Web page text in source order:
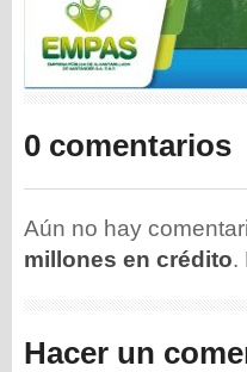
0 comentarios
Aún no hay
millones en crédito.
Hacer un